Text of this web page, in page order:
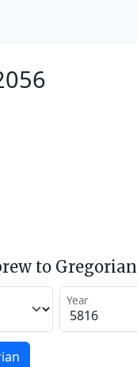
to Gregorian
Year